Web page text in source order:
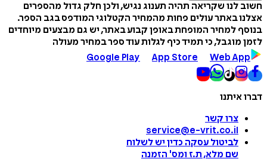
חשוב לנו שקריאה תהיה תענוג נגיש, ולכן חלק גדול מהספרים
אצלנו באתר עולים פחות מהמחיר הקטלוגי המודפס בגב הספר.
בנוסף למחיר המופחת באופן קבוע באתר, יש גם מבצעים מיוחדים
לזמן מוגבל, כי תמיד כיף לגלות עוד ספר במחיר מעולה
Google Play
App Store Web App
דברו איתנו
צרו קשר
service@e-vrit.co.il
לביטול עסקה כדין יש לשלוח
שם מלא, ת.ז ומס' הזמנה